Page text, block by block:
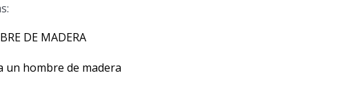
DE MADERA
un hombre de madera